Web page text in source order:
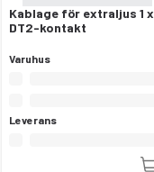
Kablage för extraljus 1 x
DT2-kontakt
Varuhus
Leverans